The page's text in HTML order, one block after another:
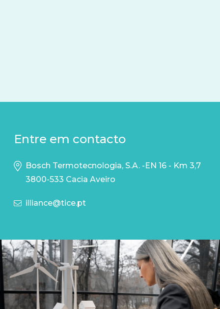
Entre em contacto
Bosch Termotecnologia, S.A. -EN 16 - Km 3,7
3800-533 Cacia Aveiro
illiance@tice.pt